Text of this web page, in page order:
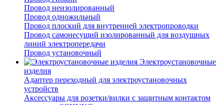
Провод неизолированный
Провод одножильный
Провод плоский для внутренней электропроводки
Провод самонесущий изолированный для воздушных
линий электропередачи
Провод установочный
Электроустановочные
изделия
Адаптер переходный для электроустановочных
устройств
Аксессуары для розетки/вилки с защитным контактом